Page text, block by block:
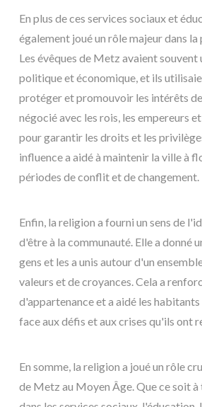
En plus de ces services sociaux et
également joué un rôle majeur dans
Les évêques de Metz avaient
politique et économique, et ils
protéger et promouvoir les intérêts
négocié avec les rois, les empereurs
pour garantir les droits et les
influence a aidé à maintenir la ville à
périodes de conflit et de changement.
Enfin, la religion a fourni un sens de
d'être à la communauté. Elle a donné
gens et les a unis autour d'un
valeurs et de croyances. Cela a
d'appartenance et a aidé les
face aux défis et aux crises qu'ils ont
En somme, la religion a joué un rôle
de Metz au Moyen Âge. Que ce soit